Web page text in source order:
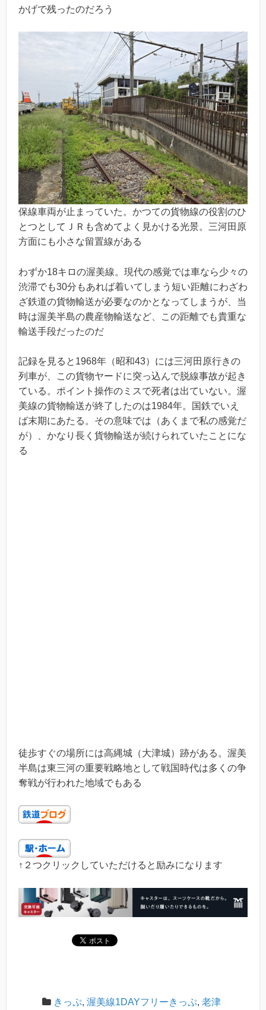
かげで残ったのだろう
保線車両が止まっていた。かつての貨物線の役割のひ
とつとしてＪＲも含めてよく見かける光景。三河田原
方面にも小さな留置線がある
わずか18キロの渥美線。現代の感覚では車なら少々の
渋滞でも30分もあれば着いてしまう短い距離にわざわ
ざ鉄道の貨物輸送が必要なのかとなってしまうが、当
時は渥美半島の農産物輸送など、この距離でも貴重な
輸送手段だったのだ
記録を見ると1968年（昭和43）には三河田原行きの
列車が、この貨物ヤードに突っ込んで脱線事故が起き
ている。ポイント操作のミスで死者は出ていない。渥
美線の貨物輸送が終了したのは1984年。国鉄でいえ
ば末期にあたる。その意味では（あくまで私の感覚だ
が）、かなり長く貨物輸送が続けられていたことにな
る
徒歩すぐの場所には高縄城（大津城）跡がある。渥美
半島は東三河の重要戦略地として戦国時代は多くの争
奪戦が行われた地域でもある
↑２つクリックしていただけると励みになります
きっぷ, 渥美線1DAYフリーきっぷ, 老津